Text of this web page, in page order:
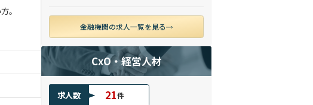
。
金融機関の求人一覧を見る
CxO・経営人材
求人数 21件